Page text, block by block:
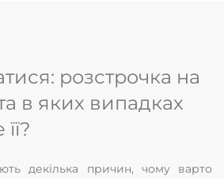
розстрочка на
в яких випадках
декілька причин, чому варто